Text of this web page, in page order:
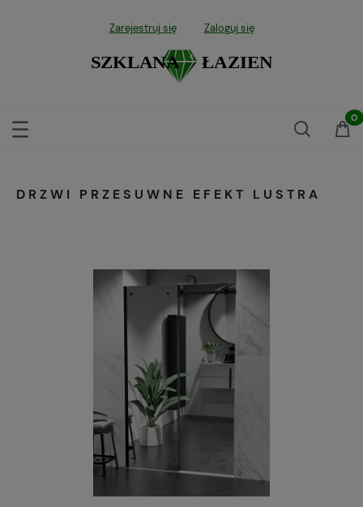
Zarejestruj się Zaloguj się
DRZWI PRZESUWNE EFEKT LUSTRA